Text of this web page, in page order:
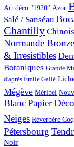
Art déco "1920" Azor
Salé / Sanséau
Chantilly Chinois
Normande Bronze
& Irresistibles
Botaniques Grande
d'après Émile Gallé
Mégève Méribel
BlancPapier
Neiges Réverbère Coq
Pétersbourg
Noir